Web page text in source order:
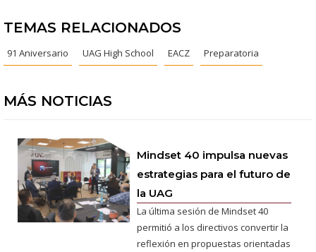
TEMAS RELACIONADOS
91 Aniversario UAG High School EACZ Preparatoria
MÁS NOTICIAS
Mindset 40 impulsa nuevas
estrategias para el futuro de
la UAG
La última sesión de Mindset 40
permitió a los directivos convertir la
reflexión en propuestas orientadas